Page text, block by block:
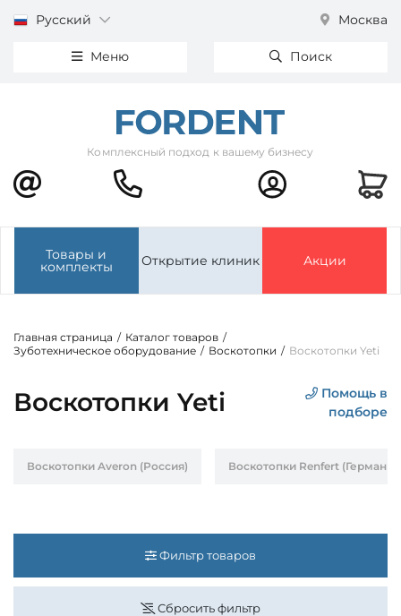
Русский Москва
Меню Поиск
Комплексный подход к вашему бизнесу
Товары и
комплекты Открытие клиник Акции
Главная страница / Каталог товаров /
Зуботехническое оборудование / Воскотопки / Воскотопки Yeti
Воскотопки Yeti
Помощь в
подборе
Воскотопки Averon (Россия) Воскотопки Renfert
Фильтр товаров
Сбросить фильтр